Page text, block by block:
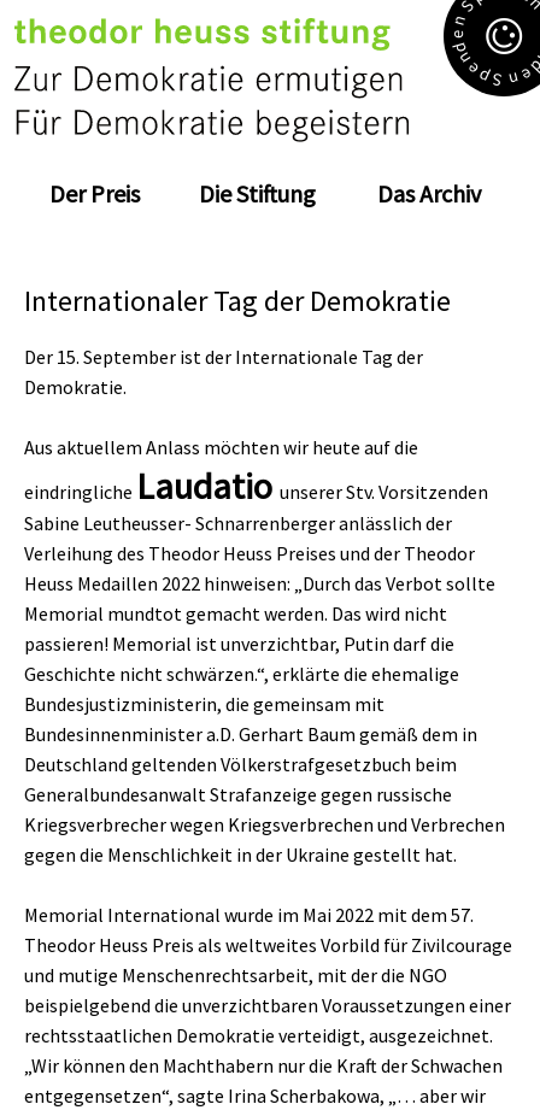
Der Preis Die Stiftung Das Archiv
S
p
e
n
d
e
n
S
e
n
Internationaler Tag der Demokratie
Der 15. September ist der Internationale Tag der
Demokratie.
Aus aktuellem Anlass möchten wir heute auf die
eindringliche Laudatio unserer Stv. Vorsitzenden
Sabine Leutheusser- Schnarrenbergeranlässlich der
Verleihung des Theodor Heuss Preises und der Theodor
Heuss Medaillen 2022 hinweisen: „Durch das Verbot sollte
Memorial mundtot gemacht werden. Das wird nicht
passieren! Memorial ist unverzichtbar, Putin darf die
Geschichte nicht schwärzen.“, erklärte die ehemalige
Bundesjustizministerin, die gemeinsam mit
Bundesinnenminister a.D. Gerhart Baum gemäß dem in
Deutschland geltenden Völkerstrafgesetzbuch beim
Generalbundesanwalt Strafanzeige gegen russische
Kriegsverbrecher wegen Kriegsverbrechen und Verbrechen
gegen die Menschlichkeit in der Ukraine gestellt hat.
Memorial International wurde im Mai 2022 mit dem 57.
Theodor Heuss Preis als weltweites Vorbild für Zivilcourage
und mutige Menschenrechtsarbeit, mit der die NGO
beispielgebend die unverzichtbaren Voraussetzungen einer
rechtsstaatlichen Demokratie verteidigt, ausgezeichnet.
„Wir können den Machthabern nur die Kraft der Schwachen
entgegensetzen“, sagte Irina Scherbakowa, „… aber wir